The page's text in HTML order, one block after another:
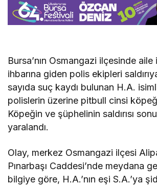
Bursa’nın Osmangazi ilçesinde
ihbarına giden polis ekipleri
sayıda suç kaydı bulunan H.A.
polislerin üzerine pitbull cinsi
Köpeğin ve şüphelinin saldırısı
yaralandı.
Olay, merkez Osmangazi ilçesi
Pınarbaşı Caddesi’nde meydana
bilgiye göre, H.A.’nın eşi S.A.’ya